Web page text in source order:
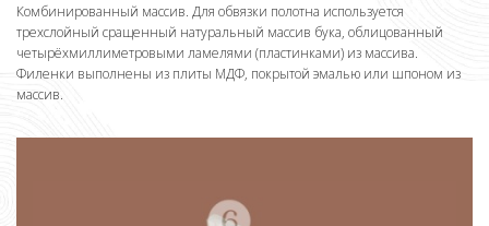
Комбинированный массив. Для обвязки полотна используется
трехслойный сращенный натуральный массив бука, облицованный
четырёхмиллиметровыми ламелями (пластинками) из массива.
Филенки выполнены из плиты МДФ, покрытой эмалью или шпоном из
массив.